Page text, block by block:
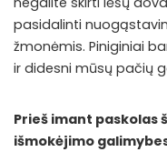
pasidalinti
žmonėmis. Piniginiai
ir didesni mūsų pačių
Prieš imant paskolas
išmokėjimo